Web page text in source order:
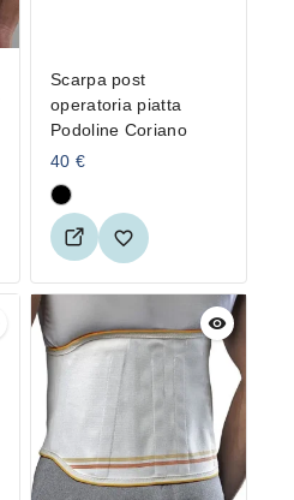
Scarpa post
operatoria piatta
Podoline Coriano
40 €